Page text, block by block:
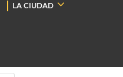
LA CIUDAD